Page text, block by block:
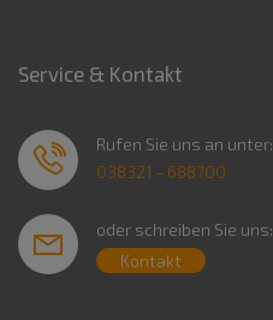
Service & Kontakt
Rufen Sie uns an unter:
038321 - 688700
oder schreiben Sie uns:
Kontakt